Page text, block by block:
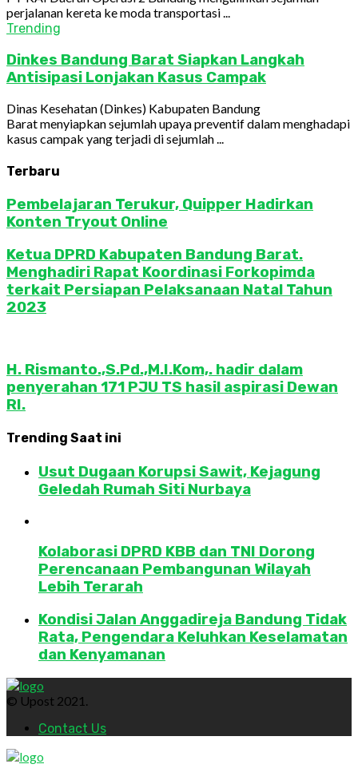
perjalanan kereta ke moda transportasi ...
Trending
Dinkes Bandung Barat Siapkan Langkah
Antisipasi Lonjakan Kasus Campak
Dinas Kesehatan (Dinkes) Kabupaten Bandung
Barat menyiapkan sejumlah upaya preventif dalam menghadapi
kasus campak yang terjadi di sejumlah ...
Terbaru
Pembelajaran Terukur, Quipper Hadirkan
Konten Tryout Online
Ketua DPRD Kabupaten Bandung Barat.
Menghadiri Rapat Koordinasi Forkopimda
terkait Persiapan Pelaksanaan Natal Tahun
2023
H. Rismanto.,S.Pd.,M.I.Kom,. hadir dalam
penyerahan 171 PJU TS hasil aspirasi Dewan
RI.
Trending Saat ini
Usut Dugaan Korupsi Sawit, Kejagung
Geledah Rumah Siti Nurbaya
Kolaborasi DPRD KBB dan TNI Dorong
Perencanaan Pembangunan Wilayah
Lebih Terarah
Kondisi Jalan Anggadireja Bandung Tidak
Rata, Pengendara Keluhkan Keselamatan
dan Kenyamanan
© Upost 2021.
Contact Us